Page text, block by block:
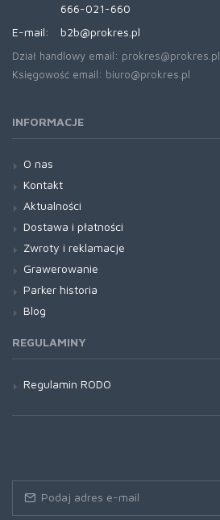
666-021-660
E-mail:
b2b@prokres.pl
Dział handlowy email: prokres@prokres.pl
Księgowość email: biuro@prokres.pl
INFORMACJE
O nas
Kontakt
Aktualności
Dostawa i płatności
Zwroty i reklamacje
Grawerowanie
Parker historia
Blog
REGULAMINY
Regulamin RODO